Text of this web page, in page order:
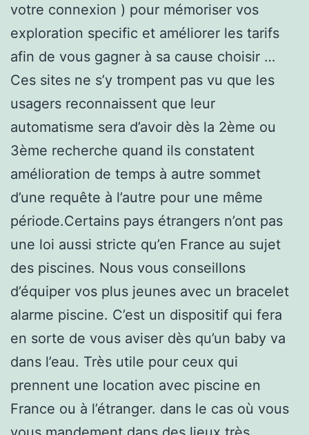
votre connexion ) pour mémoriser vos
exploration specific et améliorer les tarifs
afin de vous gagner à sa cause choisir …
Ces sites ne s’y trompent pas vu que les
usagers reconnaissent que leur
automatisme sera d’avoir dès la 2ème ou
3ème recherche quand ils constatent
amélioration de temps à autre sommet
d’une requête à l’autre pour une même
période.Certains pays étrangers n’ont pas
une loi aussi stricte qu’en France au sujet
des piscines. Nous vous conseillons
d’équiper vos plus jeunes avec un bracelet
alarme piscine. C’est un dispositif qui fera
en sorte de vous aviser dès qu’un baby va
dans l’eau. Très utile pour ceux qui
prennent une location avec piscine en
France ou à l’étranger. dans le cas où vous